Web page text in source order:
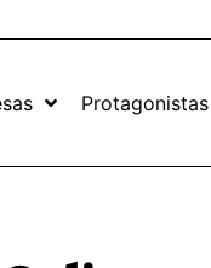
Protagonistas